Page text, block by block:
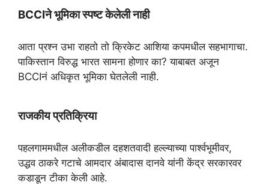
BCCIने भूमिका स्पष्ट केलेली नाही
आता प्रश्न उभा राहतो तो क्रिकेट आशिया कपमधील सहभागाचा.
पाकिस्तान विरुद्ध भारत सामना होणार का? याबाबत अजून
BCCIनं अधिकृत भूमिका घेतलेली नाही.
राजकीय प्रतिक्रिया
पहलगाममधील अलीकडील दहशतवादी हल्ल्याच्या पार्श्वभूमीवर,
उद्धव ठाकरे गटाचे आमदार अंबादास दानवे यांनी केंद्र सरकारवर
कडाडून टीका केली आहे.